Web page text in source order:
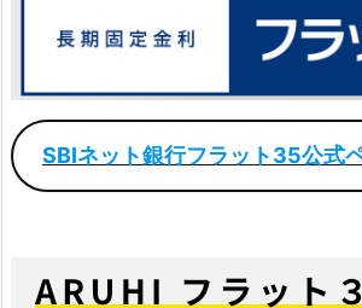
SBIネット銀行フラット35公式